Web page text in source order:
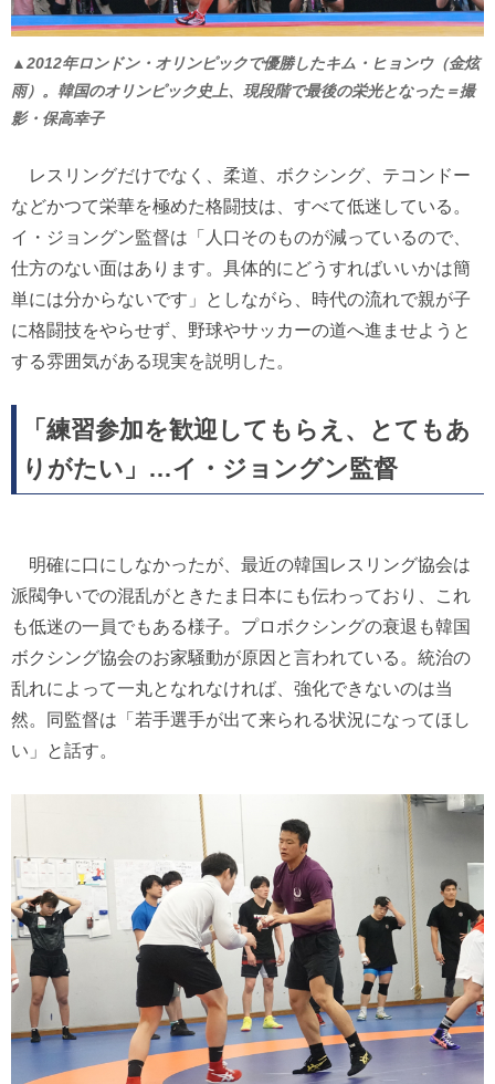
▲2012年ロンドン・オリンピックで優勝したキム・ヒョンウ（金炫
雨）。韓国のオリンピック史上、現段階で最後の栄光となった＝撮
影・保高幸子
レスリングだけでなく、柔道、ボクシング、テコンドー
などかつて栄華を極めた格闘技は、すべて低迷している。
イ・ジョングン監督は「人口そのものが減っているので、
仕方のない面はあります。具体的にどうすればいいかは簡
単には分からないです」としながら、時代の流れで親が子
に格闘技をやらせず、野球やサッカーの道へ進ませようと
する雰囲気がある現実を説明した。
「練習参加を歓迎してもらえ、とてもあ
りがたい」…イ・ジョングン監督
明確に口にしなかったが、最近の韓国レスリング協会は
派閥争いでの混乱がときたま日本にも伝わっており、これ
も低迷の一員でもある様子。プロボクシングの衰退も韓国
ボクシング協会のお家騒動が原因と言われている。統治の
乱れによって一丸となれなければ、強化できないのは当
然。同監督は「若手選手が出て来られる状況になってほし
い」と話す。